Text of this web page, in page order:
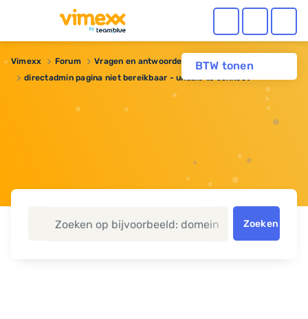
BTW tonen
Vimexx Forum Vragen en antwoorden
Webhosting
directadmin pagina niet bereikbaar - unable to connect
Zoeken